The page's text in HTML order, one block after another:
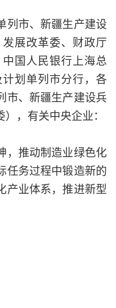
列市、新疆生产建设
展改革委、财政厅
国人民银行上海总
划单列市分行，各
市、新疆生产建设兵
，有关中央企业：
，推动制造业绿色化
任务过程中锻造新的
产业体系，推进新型